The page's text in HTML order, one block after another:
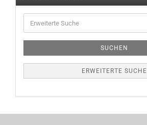
SUCHEN
ERWEITERTE SUCHE